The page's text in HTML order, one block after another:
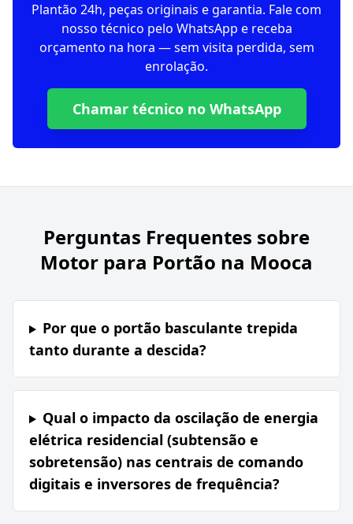
Plantão 24h, peças originais e garantia. Fale com
nosso técnico pelo WhatsApp e receba
orçamento na hora — sem visita perdida, sem
enrolação.
Chamar técnico no WhatsApp
Perguntas Frequentes sobre
Motor para Portão na Mooca
Por que o portão basculante trepida
tanto durante a descida?
Qual o impacto da oscilação de energia
elétrica residencial (subtensão e
sobretensão) nas centrais de comando
digitais e inversores de frequência?